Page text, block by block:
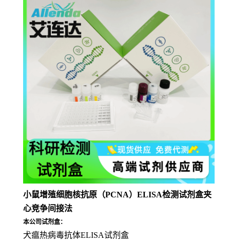
小鼠增殖细胞核抗原（PCNA）ELISA检测试剂盒夹
心竞争间接法
本公司试剂盒：
犬瘟热病毒抗体ELISA试剂盒